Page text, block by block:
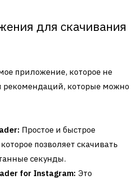
для скачивания
приложение, которое не
рекомендаций, которые можно
Простое и быстрое
позволяет скачивать
секунды.
for Instagram: Это